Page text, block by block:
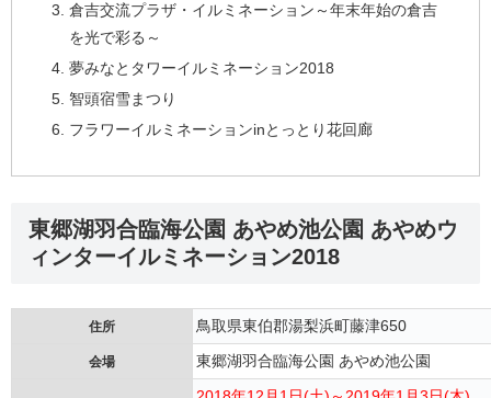
倉吉交流プラザ・イルミネーション～年末年始の倉吉
を光で彩る～
夢みなとタワーイルミネーション2018
智頭宿雪まつり
フラワーイルミネーションinとっとり花回廊
東郷湖羽合臨海公園 あやめ池公園 あやめウ
ィンターイルミネーション2018
住所 鳥取県東伯郡湯梨浜町藤津650
会場 東郷湖羽合臨海公園 あやめ池公園